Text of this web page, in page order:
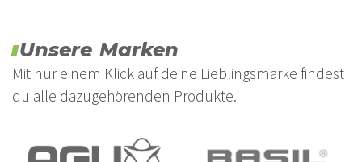
Unsere Marken
Mit nur einem Klick auf deine Lieblingsmarke findest
du alle dazugehörenden Produkte.